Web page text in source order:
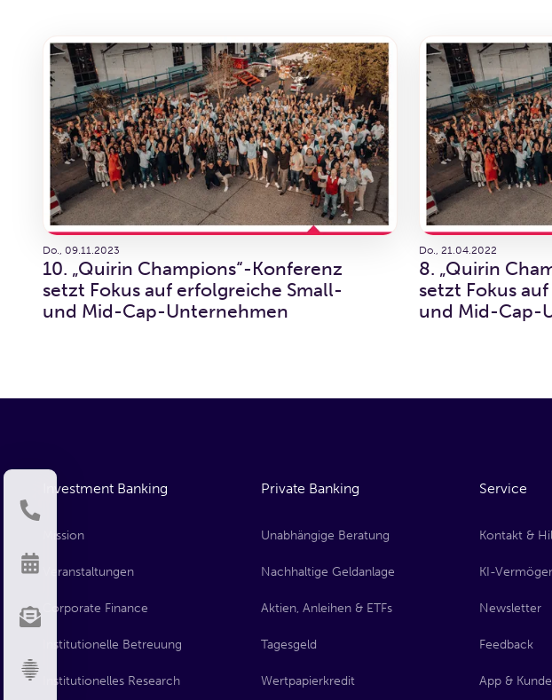
Do., 09.11.2023
10. „Quirin Champions“-Konferenz
setzt Fokus auf erfolgreiche Small-
und Mid-Cap-Unternehmen
Do., 21.04.2022
8. „Quirin
setzt Fokus
und Mid-Cap-
Kontakt aufnehmen
Newsletter anmelden
Investment Banking
Mission
Veranstaltungen
Corporate Finance
Institutionelle Betreuung
Institutionelles Research
Private Banking
Unabhängige Beratung
Nachhaltige Geldanlage
Aktien, Anleihen & ETFs
Tagesgeld
Wertpapierkredit
Service
Kontakt &
KI-
Newsletter
Feedback
App &